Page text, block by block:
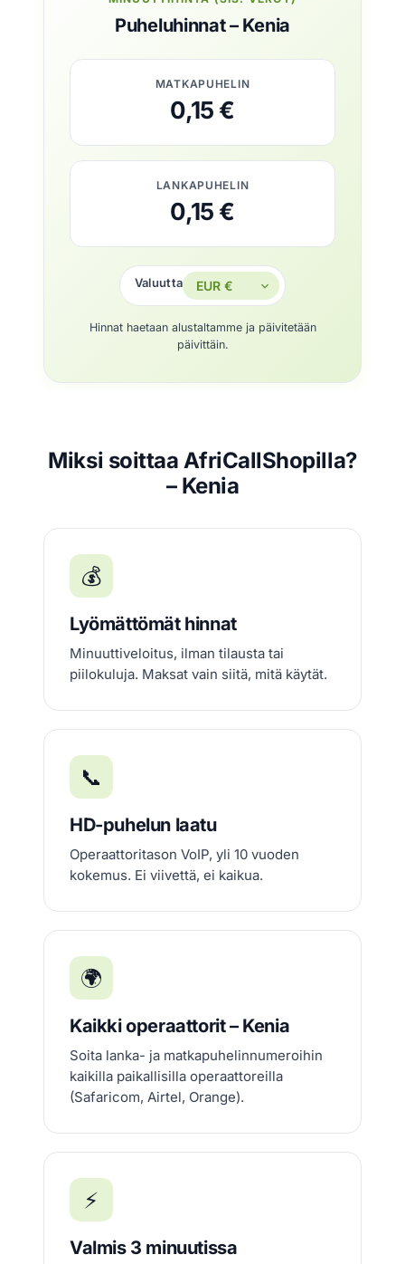
Puheluhinnat – Kenia
MATKAPUHELIN
0,15 €
LANKAPUHELIN
0,15 €
Valuutta
Hinnat haetaan alustaltamme ja päivitetään
päivittäin.
Miksi soittaa AfriCallShopilla?
– Kenia
💰
Lyömättömät hinnat
Minuuttiveloitus, ilman tilausta tai
piilokuluja. Maksat vain siitä, mitä käytät.
📞
HD-puhelun laatu
Operaattoritason VoIP, yli 10 vuoden
kokemus. Ei viivettä, ei kaikua.
🌍
Kaikki operaattorit – Kenia
Soita lanka- ja matkapuhelinnumeroihin
kaikilla paikallisilla operaattoreilla
(Safaricom, Airtel, Orange).
⚡
Valmis 3 minuutissa